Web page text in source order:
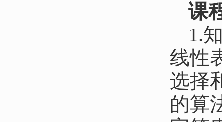
课
1.
线性
选择
的算